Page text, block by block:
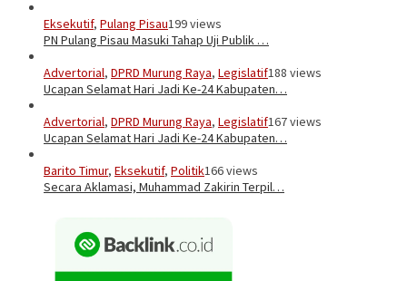
Eksekutif, Pulang Pisau199 views
PN Pulang Pisau Masuki Tahap Uji Publik …
Advertorial, DPRD Murung Raya, Legislatif188 views
Ucapan Selamat Hari Jadi Ke-24 Kabupaten…
Advertorial, DPRD Murung Raya, Legislatif167 views
Ucapan Selamat Hari Jadi Ke-24 Kabupaten…
Barito Timur, Eksekutif, Politik166 views
Secara Aklamasi, Muhammad Zakirin Terpil…